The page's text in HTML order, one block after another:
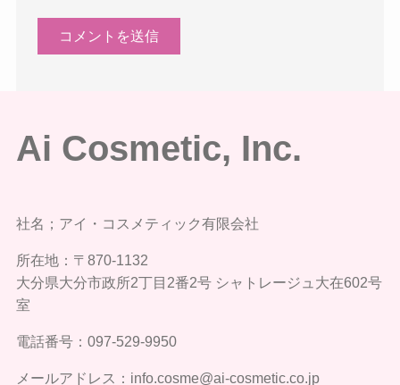
Ai Cosmetic, Inc.
社名；アイ・コスメティック有限会社
所在地：〒870-1132
大分県大分市政所2丁目2番2号 シャトレージュ大在602号
室
電話番号：097-529-9950
メールアドレス：info.cosme@ai-cosmetic.co.jp